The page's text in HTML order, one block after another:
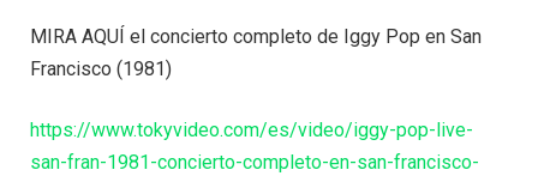
MIRA AQUÍ el concierto completo de Iggy Pop en San
Francisco (1981)
https://www.tokyvideo.com/es/video/iggy-pop-live-
san-fran-1981-concierto-completo-en-san-francisco-